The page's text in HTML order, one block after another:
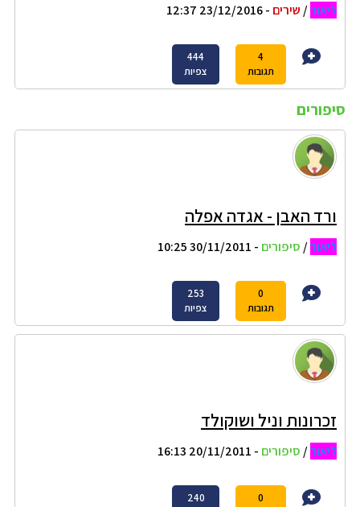
ליאור/ שירים - 23/12/2016 12:37
4
תגובות
444
צפיות
סיפורים
ורד האבן - אגדה אפלה
ליאור/ סיפורים - 30/11/2011 10:25
0
תגובות
253
צפיות
זכרונות וניל ושוקולד
ליאור/ סיפורים - 20/11/2011 16:13
0
240